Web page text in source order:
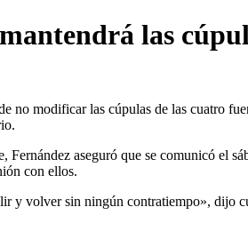
las
modificar las cúpulas de las cuatro
aseguró que se comunicó el
con ellos.
y volver sin ningún contratiempo», dijo